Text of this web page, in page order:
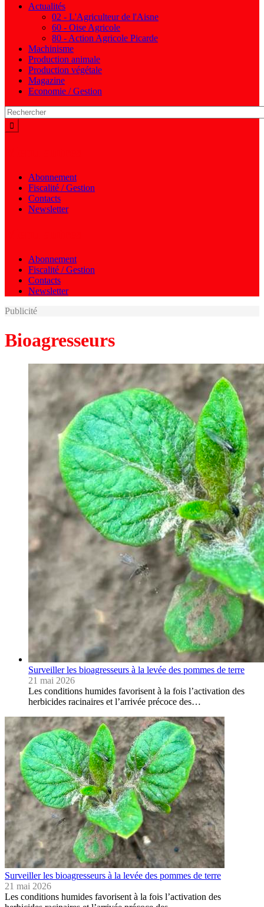
Actualités
02 - L'Agriculteur de l'Aisne
60 - Oise Agricole
80 - Action Agricole Picarde
Machinisme
Production animale
Production végétale
Magazine
Economie / Gestion
Abonnement
Fiscalité / Gestion
Contacts
Newsletter
Abonnement
Fiscalité / Gestion
Contacts
Newsletter
Publicité
Bioagresseurs
Surveiller les bioagresseurs à la levée des pommes de terre
21 mai 2026
Les conditions humides favorisent à la fois l’activation des
herbicides racinaires et l’arrivée précoce des…
Surveiller les bioagresseurs à la levée des pommes de terre
21 mai 2026
Les conditions humides favorisent à la fois l’activation des